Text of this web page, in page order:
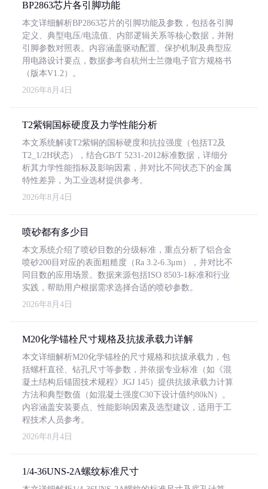
BP2863芯片各引脚功能
本文详细解析BP2863芯片的引脚功能及参数，包括各引脚
定义、典型电压/电流值、内部逻辑关系等核心数据，并附
引脚参数对照表。内容涵盖驱动配置、保护机制及典型应
用电路设计要点，数据参考自杭州士兰微电子官方规格书
（版本V1.2）。
2026年8月4日
T2紫铜国标硬度及力学性能分析
本文系统解读T2紫铜的国标硬度和抗拉强度（包括T2及
T2_1/2H状态），结合GB/T 5231-2012标准数据，详细分
析其力学性能指标及影响因素，并对比不同状态下的金属
特性差异，为工业选材提供参考。
2026年8月4日
喷砂都有多少目
本文系统介绍了喷砂目数的分级标准，重点分析了铝合金
喷砂200目对应的表面粗糙度（Ra 3.2-6.3μm），并对比不
同目数的应用场景。数据来源包括ISO 8503-1标准和行业
实践，帮助用户根据需求选择合适的喷砂参数。
2026年8月4日
M20化学锚栓尺寸规格及抗拔承载力详解
本文详细解析M20化学锚栓的尺寸规格和抗拔承载力，包
括螺杆直径、钻孔尺寸等参数，并依据专业标准（如《混
凝土结构后锚固技术规程》JGJ 145）提供抗拔承载力计算
方法和典型数值（如混凝土强度C30下设计值约80kN）。
内容涵盖安装要点、性能影响因素及选型建议，适用于工
程技术人员参考。
2026年8月4日
1/4-36UNS-2A螺纹标准尺寸